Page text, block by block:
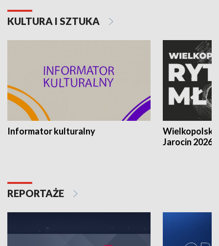
KULTURA I SZTUKA
Informator kulturalny
Jarocin 2026
REPORTAŻE